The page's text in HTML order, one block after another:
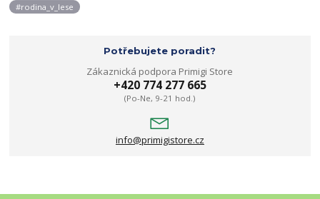
#rodina_v_lese
Potřebujete poradit?
Zákaznická podpora Primigi Store
+420 774 277 665
(Po-Ne, 9-21 hod.)
info@primigistore.cz